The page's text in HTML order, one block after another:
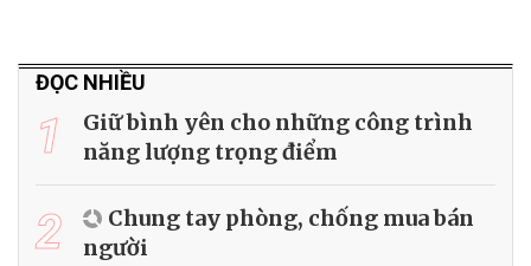
ĐỌC NHIỀU
1
Giữ bình yên cho những công trình
năng lượng trọng điểm
2
Chung tay phòng, chống mua bán
người